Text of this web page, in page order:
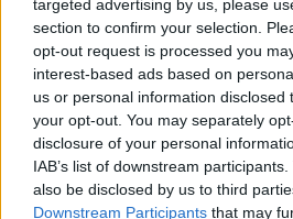
targeted advertising by us, please
section to confirm your selection.
opt-out request is processed you
interest-based ads based on
us or personal information disclosed
your opt-out. You may separately
disclosure of your personal
IAB’s list of downstream
also be disclosed by us to third
Downstream Participants that may
για να μην προχωρήσει σε
άρνησή της να στηρίξει
επιχειρήσεις και το σύνολο
πρόγραμμα μεγάλης
οι ευρωπαϊκές χώρες, είναι
πολιτικής βούλησης”,
Κουμουνδούρου.